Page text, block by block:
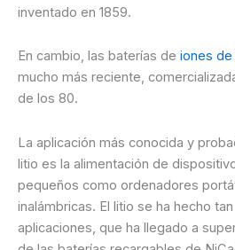
inventado en 1859.
En cambio, las baterías de iones de
mucho más reciente,
de los 80.
La aplicación más conocida y
litio es la alimentación de
pequeños como ordenadores
inalámbricas. El litio se ha hecho
aplicaciones, que ha llegado a